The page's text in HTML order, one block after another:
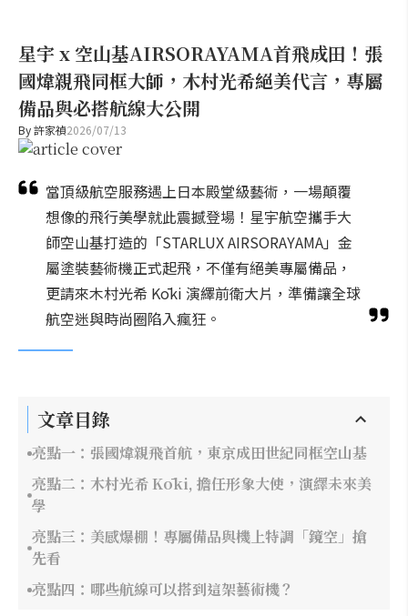
星宇 x 空山基AIRSORAYAMA首飛成田！張
國煒親飛同框大師，木村光希絕美代言，專屬
備品與必搭航線大公開
By許家禎2026/07/13
當頂級航空服務遇上日本殿堂級藝術，一場顛覆
想像的飛行美學就此震撼登場！星宇航空攜手大
師空山基打造的「STARLUX AIRSORAYAMA」金
屬塗裝藝術機正式起飛，不僅有絕美專屬備品，
更請來木村光希 Kōki 演繹前衛大片，準備讓全球
航空迷與時尚圈陷入瘋狂。
文章目錄
亮點一：張國煒親飛首航，東京成田世紀同框空山基
亮點二：木村光希 Kōki, 擔任形象大使，演繹未來美
學
亮點三：美感爆棚！專屬備品與機上特調「鏡空」搶
先看
亮點四：哪些航線可以搭到這架藝術機？